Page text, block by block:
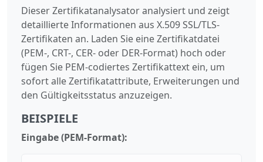
Dieser Zertifikatanalysator analysiert und zeigt
detaillierte Informationen aus X.509 SSL/TLS-
Zertifikaten an. Laden Sie eine Zertifikatdatei
(PEM-, CRT-, CER- oder DER-Format) hoch oder
fügen Sie PEM-codiertes Zertifikattext ein, um
sofort alle Zertifikatattribute, Erweiterungen und
den Gültigkeitsstatus anzuzeigen.
BEISPIELE
Eingabe (PEM-Format):